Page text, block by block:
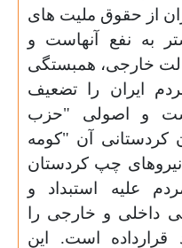
از حقوق ملیت های
به نفع آنهاست و
خارجی، همبستگی
ایران را تضعیف
و اصولی "حزب
کردستانی آن "کومه
چپ کردستان
علیه استبداد و
داخلی و خارجی را
است. این